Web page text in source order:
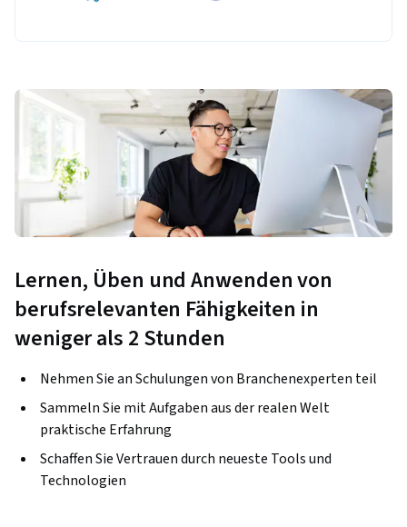
Lernen, Üben und Anwenden von
berufsrelevanten Fähigkeiten in
weniger als 2 Stunden
Nehmen Sie an Schulungen von Branchenexperten teil
Sammeln Sie mit Aufgaben aus der realen Welt
praktische Erfahrung
Schaffen Sie Vertrauen durch neueste Tools und
Technologien